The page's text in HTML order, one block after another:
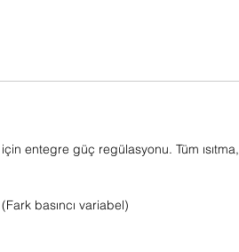
entegre güç regülasyonu. Tüm ısıtma,
basıncı variabel)